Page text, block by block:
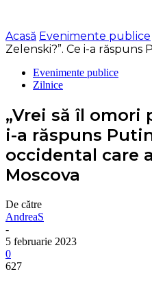
Acasă Evenimente publice
Zelenski?”. Ce i-a răspuns
Evenimente publice
Zilnice
„Vrei să îl omori
i-a răspuns
occidental care
Moscova
De către
AndreaS
-
5 februarie 2023
0
627